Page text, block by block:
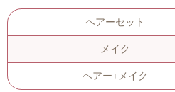
ヘアーセット
メイク
ヘアー+メイク